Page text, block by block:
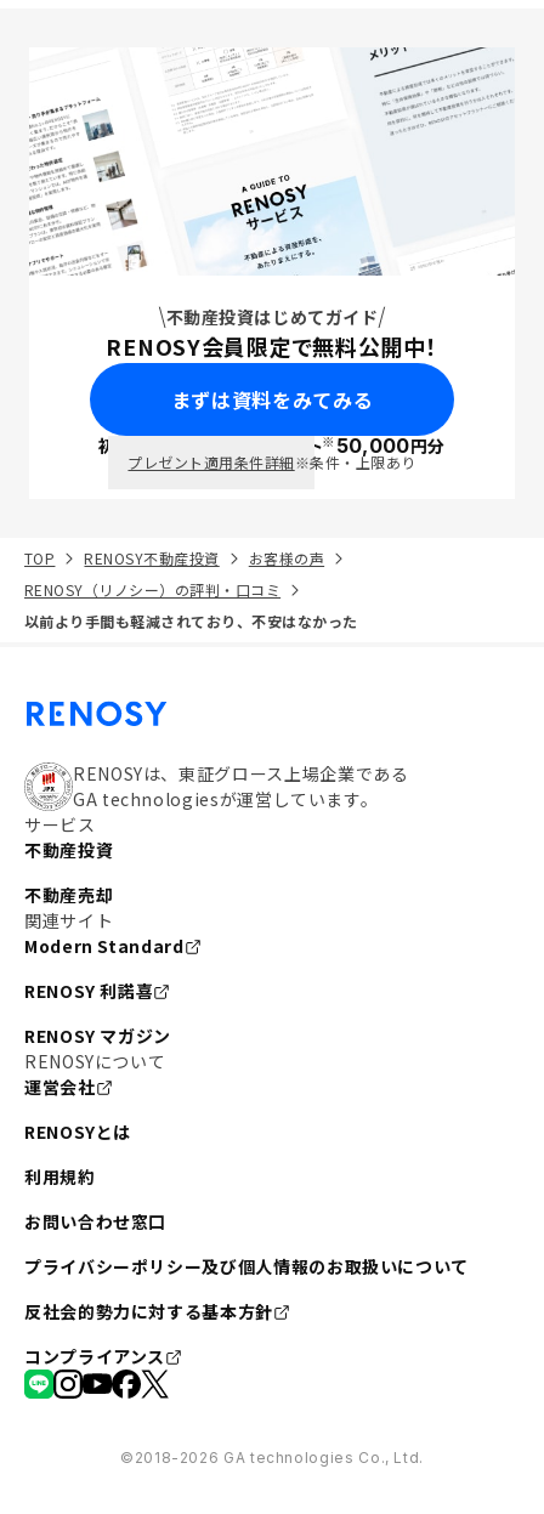
不動産投資はじめてガイド
RENOSY会員限定で無料公開中！
まずは資料をみてみる
初回面談で ポイント※50,000円分
プレゼント適用条件詳細※条件・上限あり
TOP RENOSY不動産投資
お客様の声
RENOSY（リノシー）の評判・口コミ
以前より手間も軽減されており、不安はなかった
RENOSYは、東証グロース上場企業である
GA technologiesが運営しています。
サービス
不動産投資
不動産売却
関連サイト
Modern Standard
RENOSY 利諾喜
RENOSY マガジン
RENOSYについて
運営会社
RENOSYとは
利用規約
お問い合わせ窓口
プライバシーポリシー及び個人情報のお取扱いについて
反社会的勢力に対する基本方針
コンプライアンス
©︎2018-2026 GA technologies Co., Ltd.